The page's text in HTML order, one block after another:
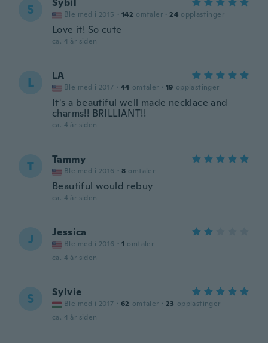
S Sybil
Ble med i 2015 · 142 omtaler · 24 opplastinger
Love it! So cute
ca. 4 år siden
L LA
Ble med i 2017 · 44 omtaler · 19 opplastinger
It's a beautiful well made necklace and
charms!! BRILLIANT!!
ca. 4 år siden
T Tammy
Ble med i 2016 · 8 omtaler
Beautiful would rebuy
ca. 4 år siden
J Jessica
Ble med i 2016 · 1 omtaler
ca. 4 år siden
S Sylvie
Ble med i 2017 · 62 omtaler · 23 opplastinger
ca. 4 år siden